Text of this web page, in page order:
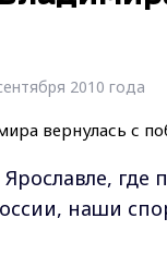
2010 года
Ярославле, где
наши